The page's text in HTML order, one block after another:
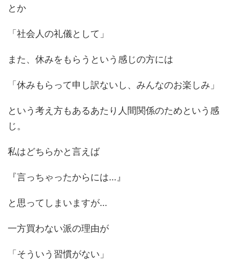
とか
「社会人の礼儀として」
また、休みをもらうという感じの方には
「休みもらって申し訳ないし、みんなのお楽しみ」
という考え方もあるあたり人間関係のためという感
じ。
私はどちらかと言えば
『言っちゃったからには…』
と思ってしまいますが…
一方買わない派の理由が
「そういう習慣がない」